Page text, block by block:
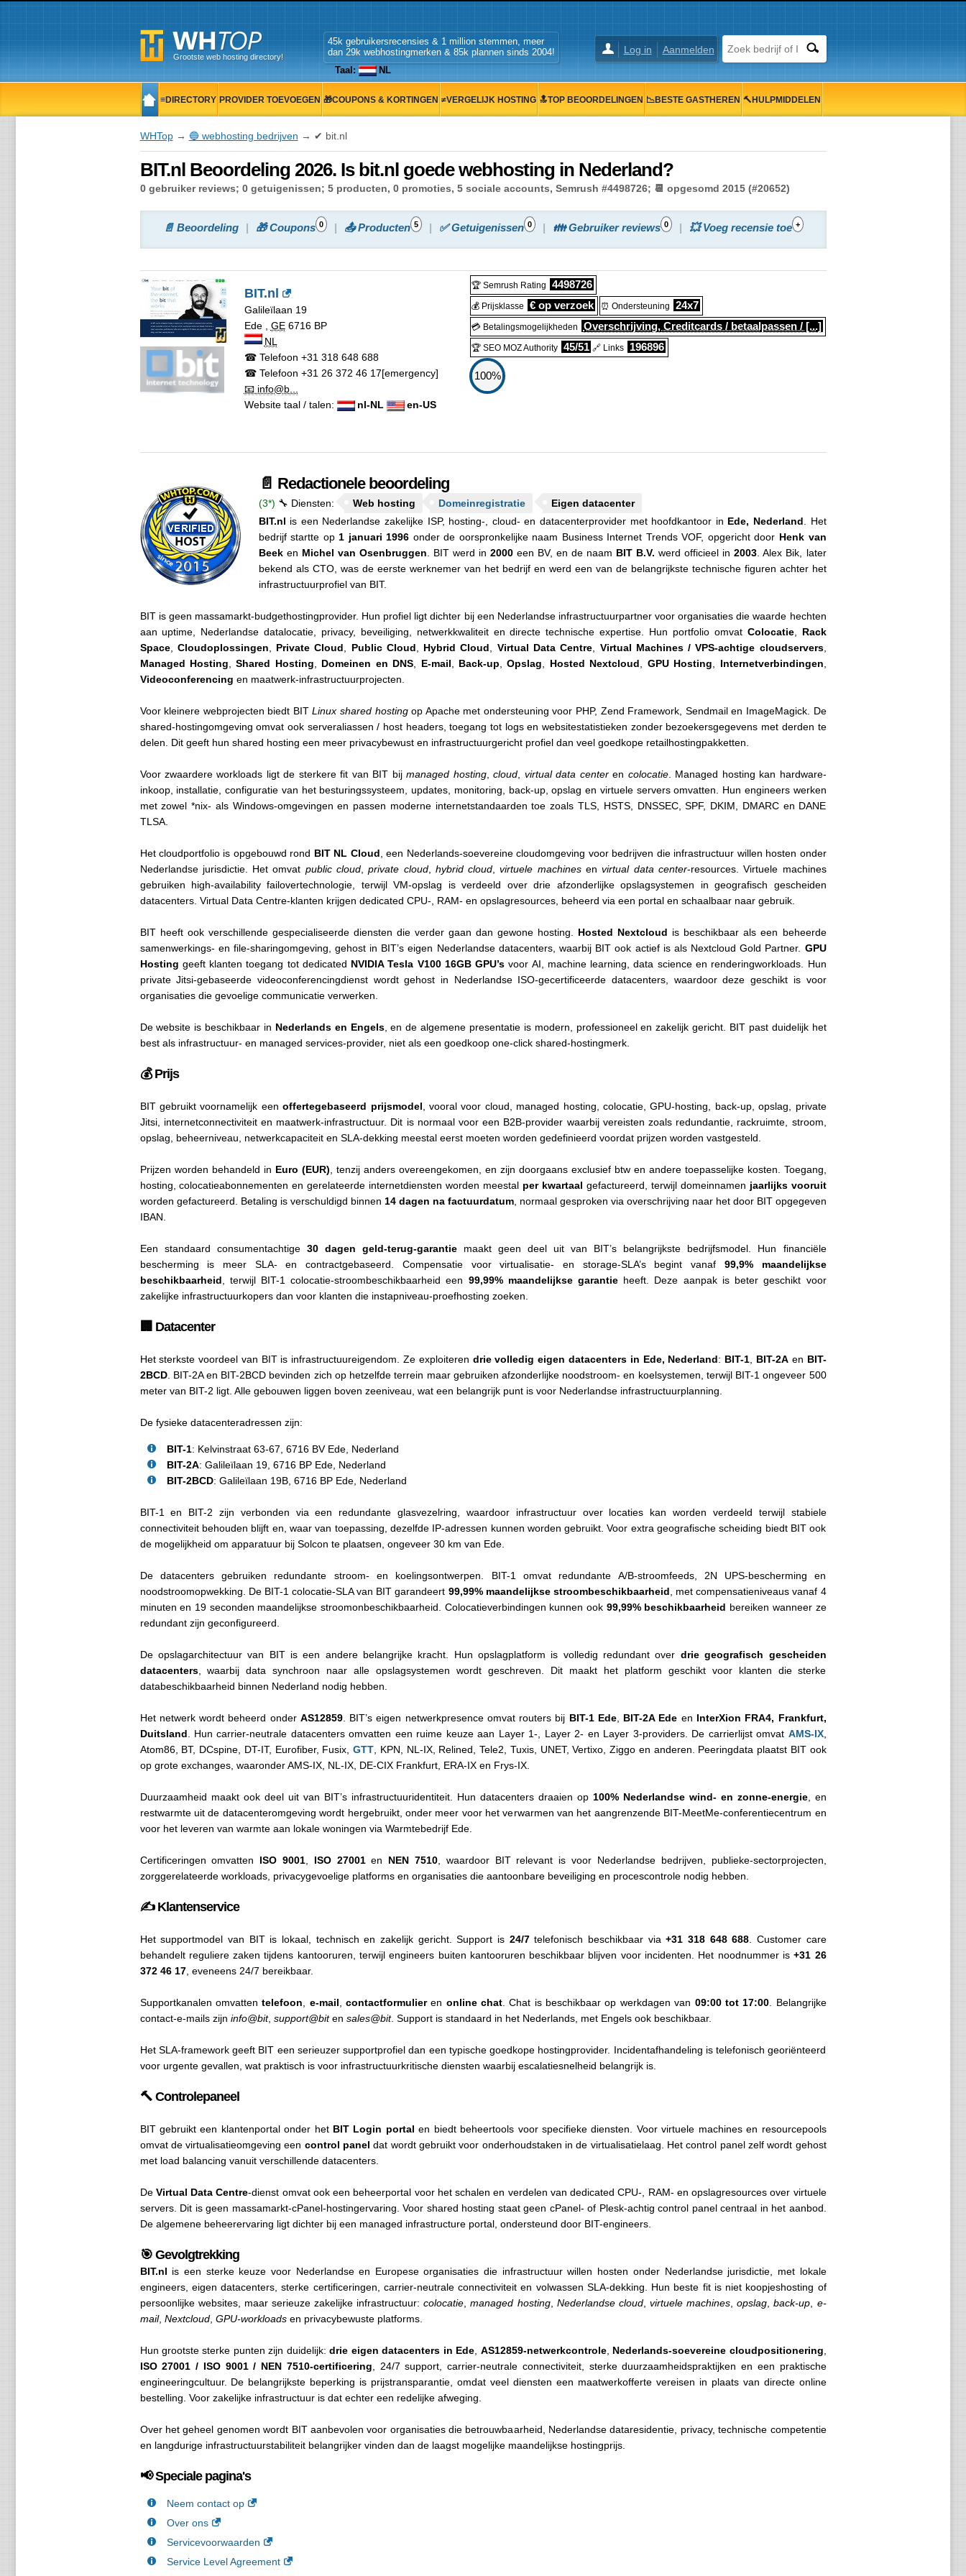
Grootste web hosting directory!
Log in Aanmelden
45k gebruikersrecensies & 1 million stemmen, meer
dan 29k webhostingmerken & 85k plannen sinds 2004!
Taal:
NL
≡DIRECTORY PROVIDER TOEVOEGEN 🎁COUPONS & KORTINGEN ≠VERGELIJK HOSTING 🔝TOP BEOORDELINGEN 📉BESTE GASTHEREN 🔨HULPMIDDELEN
📋NIEUWS
WHTop→ 🔵 webhosting bedrijven → ✔ bit.nl
BIT.nl Beoordeling 2026. Is bit.nl goede webhosting in Nederland?
0 gebruiker reviews; 0 getuigenissen; 5 producten, 0 promoties, 5 sociale accounts, Semrush #4498726; 📆 opgesomd 2015 (#20652)
📄 Beoordeling 🎁 Coupons 0 📤 Producten 5 ✅ Getuigenissen 0 👪 Gebruiker reviews 0 💥 Voeg recensie toe +
BIT.nl
Galileïlaan 19
Ede, GE 6716 BP
NL
☎ Telefoon +31 318 648 688
☎ Telefoon +31 26 372 46 17[emergency]
📧 info@b...
Website taal / talen:
nl-NL en-US
🏆 Semrush Rating 4498726
💰 Prijsklasse € op verzoek ⏰ Ondersteuning 24x7
💳 Betalingsmogelijkheden Overschrijving, Creditcards / betaalpassen / [...]
🏆 SEO MOZ Authority 45/51 🔗 Links 196896
100%
📄 Redactionele beoordeling
(3*) 🔧 Diensten: Web hosting Domeinregistratie
Eigen datacenter
BIT.nl is een Nederlandse zakelijke ISP, hosting-, cloud- en datacenterprovider met hoofdkantoor in Ede, Nederland . Het
bedrijf startte op 1 januari 1996 onder de oorspronkelijke naam Business Internet Trends VOF, opgericht door Henk van
Beeken Michel van Osenbruggen . BIT werd in 2000een BV, en de naam BIT B.V. werd officieel in2003 . Alex Bik, later
bekend als CTO, was de eerste werknemer van het bedrijf en werd een van de belangrijkste technische figuren achter het
infrastructuurprofiel van BIT.
BIT is geen massamarkt-budgethostingprovider. Hun profiel ligt dichter bij een Nederlandse infrastructuurpartner voor organisaties die waarde hechten
aan uptime, Nederlandse datalocatie, privacy, beveiliging, netwerkkwaliteit en directe technische expertise. Hun portfolio omvat Colocatie, Rack
Space, Cloudoplossingen Private Cloud Public Cloud Hybrid Cloud Virtual Data Centre Virtual Machines / VPS-achtige cloudservers,
Managed Hosting ,Shared Hosting Domeinen en DNS E-mail Back-up ,Opslag Hosted Nextcloud GPU Hosting Internetverbindingen
Videoconferencing en maatwerk-infrastructuurprojecten.
Voor kleinere webprojecten biedt BITLinux shared hostingop Apache met ondersteuning voor PHP, Zend Framework, Sendmail en ImageMagick. De
shared-hostingomgeving omvat ook serveraliassen / host headers, toegang tot logs en websitestatistieken zonder bezoekersgegevens met derden te
delen. Dit geeft hun shared hosting een meer privacybewust en infrastructuurgericht profiel dan veel goedkope retailhostingpakketten.
Voor zwaardere workloads ligt de sterkere fit van BIT bijmanaged hosting,cloud virtual data centeren colocatie. Managed hosting kan hardware-
inkoop, installatie, configuratie van het besturingssysteem, updates, monitoring, back-up, opslag en virtuele servers omvatten. Hun engineers werken
met zowel *nix- als Windows-omgevingen en passen moderne internetstandaarden toe zoals TLS, HSTS, DNSSEC, SPF, DKIM, DMARC en DANE
TLSA.
Het cloudportfolio is opgebouwd rond BIT NL Cloud , een Nederlands-soevereine cloudomgeving voor bedrijven die infrastructuur willen hosten onder
Nederlandse jurisdictie. Het omvat public cloud,private cloud, hybrid cloud ,virtuele machinesenvirtual data center-resources. Virtuele machines
gebruiken high-availability failovertechnologie, terwijl VM-opslag is verdeeld over drie afzonderlijke opslagsystemen in geografisch gescheiden
datacenters. Virtual Data Centre-klanten krijgen dedicated CPU-, RAM- en opslagresources, beheerd via een portal en schaalbaar naar gebruik.
BIT heeft ook verschillende gespecialiseerde diensten die verder gaan dan gewone hosting. Hosted Nextcloud is beschikbaar als een beheerde
samenwerkings- en file-sharingomgeving, gehost in BIT’s eigen Nederlandse datacenters, waarbij BIT ook actief is als Nextcloud Gold Partner. GPU
Hosting geeft klanten toegang tot dedicated NVIDIA Tesla V100 16GB GPU’s voor AI, machine learning, data science en renderingworkloads. Hun
private Jitsi-gebaseerde videoconferencingdienst wordt gehost in Nederlandse ISO-gecertificeerde datacenters, waardoor deze geschikt is voor
organisaties die gevoelige communicatie verwerken.
De website is beschikbaar in Nederlands en Engels, en de algemene presentatie is modern, professioneel en zakelijk gericht. BIT past duidelijk het
best als infrastructuur- en managed services-provider, niet als een goedkoop one-click shared-hostingmerk.
💰 Prijs
BIT gebruikt voornamelijk eenoffertegebaseerd prijsmodel , vooral voor cloud, managed hosting, colocatie, GPU-hosting, back-up, opslag, private
Jitsi, internetconnectiviteit en maatwerk-infrastructuur. Dit is normaal voor een B2B-provider waarbij vereisten zoals redundantie, rackruimte, stroom,
opslag, beheerniveau, netwerkcapaciteit en SLA-dekking meestal eerst moeten worden gedefinieerd voordat prijzen worden vastgesteld.
Prijzen worden behandeld in Euro (EUR) , tenzij anders overeengekomen, en zijn doorgaans exclusief btw en andere toepasselijke kosten. Toegang,
hosting, colocatieabonnementen en gerelateerde internetdiensten worden meestal per kwartaal gefactureerd, terwijl domeinnamen jaarlijks vooruit
worden gefactureerd. Betaling is verschuldigd binnen 14 dagen na factuurdatum, normaal gesproken via overschrijving naar het door BIT opgegeven
IBAN.
Een standaard consumentachtige 30 dagen geld-terug-garantiemaakt geen deel uit van BIT’s belangrijkste bedrijfsmodel. Hun financiële
bescherming is meer SLA- en contractgebaseerd. Compensatie voor virtualisatie- en storage-SLA’s begint vanaf 99,9% maandelijkse
beschikbaarheid , terwijl BIT-1 colocatie-stroombeschikbaarheid een 99,99% maandelijkse garantie heeft. Deze aanpak is beter geschikt voor
zakelijke infrastructuurkopers dan voor klanten die instapniveau-proefhosting zoeken.
🏢 Datacenter
Het sterkste voordeel van BIT is infrastructuureigendom. Ze exploiteren drie volledig eigen datacenters in Ede, Nederland: BIT-1 BIT-2Aen BIT-
2BCD. BIT-2A en BIT-2BCD bevinden zich op hetzelfde terrein maar gebruiken afzonderlijke noodstroom- en koelsystemen, terwijl BIT-1 ongeveer 500
meter van BIT-2 ligt. Alle gebouwen liggen boven zeeniveau, wat een belangrijk punt is voor Nederlandse infrastructuurplanning.
De fysieke datacenteradressen zijn:
BIT-1: Kelvinstraat 63-67, 6716 BV Ede, Nederland
BIT-2A: Galileïlaan 19, 6716 BP Ede, Nederland
BIT-2BCD: Galileïlaan 19B, 6716 BP Ede, Nederland
BIT-1 en BIT-2 zijn verbonden via een redundante glasvezelring, waardoor infrastructuur over locaties kan worden verdeeld terwijl stabiele
connectiviteit behouden blijft en, waar van toepassing, dezelfde IP-adressen kunnen worden gebruikt. Voor extra geografische scheiding biedt BIT ook
de mogelijkheid om apparatuur bij Solcon te plaatsen, ongeveer 30 km van Ede.
De datacenters gebruiken redundante stroom- en koelingsontwerpen. BIT-1 omvat redundante A/B-stroomfeeds, 2N UPS-bescherming en
noodstroomopwekking. De BIT-1 colocatie-SLA van BIT garandeert 99,99% maandelijkse stroombeschikbaarheid , met compensatieniveaus vanaf 4
minuten en 19 seconden maandelijkse stroomonbeschikbaarheid. Colocatieverbindingen kunnen ook 99,99% beschikbaarheid bereiken wanneer ze
redundant zijn geconfigureerd.
De opslagarchitectuur van BIT is een andere belangrijke kracht. Hun opslagplatform is volledig redundant over drie geografisch gescheiden
datacenters, waarbij data synchroon naar alle opslagsystemen wordt geschreven. Dit maakt het platform geschikt voor klanten die sterke
databeschikbaarheid binnen Nederland nodig hebben.
Het netwerk wordt beheerd onder AS12859. BIT’s eigen netwerkpresence omvat routers bij BIT-1 Ede, BIT-2A Ede en InterXion FRA4, Frankfurt,
Duitsland . Hun carrier-neutrale datacenters omvatten een ruime keuze aan Layer 1-, Layer 2- en Layer 3-providers. De carrierlijst omvat AMS-IX,
Atom86, BT, DCspine, DT-IT, Eurofiber, Fusix, GTT , KPN, NL-IX, Relined, Tele2, Tuxis, UNET, Vertixo, Ziggo en anderen. Peeringdata plaatst BIT ook
op grote exchanges, waaronder AMS-IX, NL-IX, DE-CIX Frankfurt, ERA-IX en Frys-IX.
Duurzaamheid maakt ook deel uit van BIT’s infrastructuuridentiteit. Hun datacenters draaien op 100% Nederlandse wind- en zonne-energie, en
restwarmte uit de datacenteromgeving wordt hergebruikt, onder meer voor het verwarmen van het aangrenzende BIT-MeetMe-conferentiecentrum en
voor het leveren van warmte aan lokale woningen via Warmtebedrijf Ede.
Certificeringen omvatten ISO 9001, ISO 27001en NEN 7510 , waardoor BIT relevant is voor Nederlandse bedrijven, publieke-sectorprojecten,
zorggerelateerde workloads, privacygevoelige platforms en organisaties die aantoonbare beveiliging en procescontrole nodig hebben.
✍️ Klantenservice
Het supportmodel van BIT is lokaal, technisch en zakelijk gericht. Support is 24/7telefonisch beschikbaar via+31 318 648 688 . Customer care
behandelt reguliere zaken tijdens kantooruren, terwijl engineers buiten kantooruren beschikbaar blijven voor incidenten. Het noodnummer is+31 26
372 46 17, eveneens 24/7 bereikbaar.
Supportkanalen omvattentelefoon e-mail contactformulieren online chat . Chat is beschikbaar op werkdagen van 09:00 tot 17:00 . Belangrijke
contact-e-mails zijn info@bit, support@biten sales@bit. Support is standaard in het Nederlands, met Engels ook beschikbaar.
Het SLA-framework geeft BIT een serieuzer supportprofiel dan een typische goedkope hostingprovider. Incidentafhandeling is telefonisch georiënteerd
voor urgente gevallen, wat praktisch is voor infrastructuurkritische diensten waarbij escalatiesnelheid belangrijk is.
🔨 Controlepaneel
BIT gebruikt een klantenportal onder het BIT Login portal en biedt beheertools voor specifieke diensten. Voor virtuele machines en resourcepools
omvat de virtualisatieomgeving een control panel dat wordt gebruikt voor onderhoudstaken in de virtualisatielaag. Het control panel zelf wordt gehost
met load balancing vanuit verschillende datacenters.
De Virtual Data Centre-dienst omvat ook een beheerportal voor het schalen en verdelen van dedicated CPU-, RAM- en opslagresources over virtuele
servers. Dit is geen massamarkt-cPanel-hostingervaring. Voor shared hosting staat geen cPanel- of Plesk-achtig control panel centraal in het aanbod.
De algemene beheerervaring ligt dichter bij een managed infrastructure portal, ondersteund door BIT-engineers.
🎯 Gevolgtrekking
BIT.nl is een sterke keuze voor Nederlandse en Europese organisaties die infrastructuur willen hosten onder Nederlandse jurisdictie, met lokale
engineers, eigen datacenters, sterke certificeringen, carrier-neutrale connectiviteit en volwassen SLA-dekking. Hun beste fit is niet koopjeshosting of
persoonlijke websites, maar serieuze zakelijke infrastructuur:colocatie ,managed hosting, Nederlandse cloud,virtuele machines ,opslag ,back-up
e-
mail, Nextcloud, GPU-workloadsen privacybewuste platforms.
Hun grootste sterke punten zijn duidelijk:drie eigen datacenters in Ede AS12859-netwerkcontrole, Nederlands-soevereine cloudpositionering
ISO 27001 / ISO 9001 / NEN 7510-certificering , 24/7 support, carrier-neutrale connectiviteit, sterke duurzaamheidspraktijken en een praktische
engineeringcultuur. De belangrijkste beperking is prijstransparantie, omdat veel diensten een maatwerkofferte vereisen in plaats van directe online
bestelling. Voor zakelijke infrastructuur is dat echter een redelijke afweging.
Over het geheel genomen wordt BIT aanbevolen voor organisaties die betrouwbaarheid, Nederlandse dataresidentie, privacy, technische competentie
en langdurige infrastructuurstabiliteit belangrijker vinden dan de laagst mogelijke maandelijkse hostingprijs.
📢 Speciale pagina's
Neem contact op
Over ons
Servicevoorwaarden
Service Level Agreement